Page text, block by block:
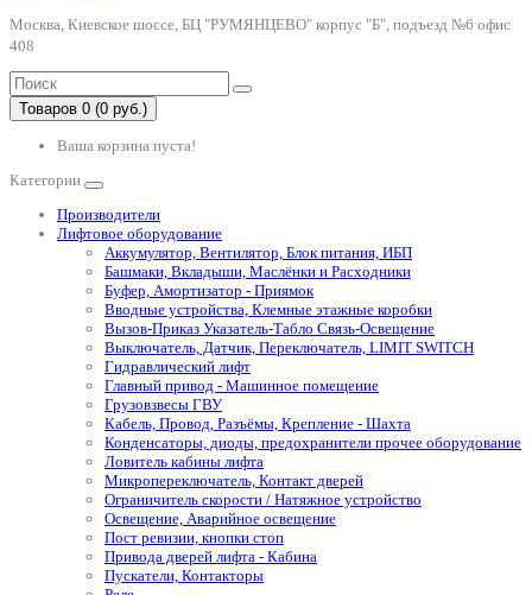
Москва, Киевское шоссе, БЦ "РУМЯНЦЕВО" корпус "Б", подъезд №6 офис
408
Товаров 0 (0 руб.)
Ваша корзина пуста!
Категории
Производители
Лифтовое оборудование
Аккумулятор, Вентилятор, Блок питания, ИБП
Башмаки, Вкладыши, Маслёнки и Расходники
Буфер, Амортизатор - Приямок
Вводные устройства, Клемные этажные коробки
Вызов-Приказ Указатель-Табло Связь-Освещение
Выключатель, Датчик, Переключатель, LIMIT SWITCH
Гидравлический лифт
Главный привод - Машинное помещение
Грузовзвесы ГВУ
Кабель, Провод, Разъёмы, Крепление - Шахта
Конденсаторы, диоды, предохранители прочее оборудование
Ловитель кабины лифта
Микропереключатель, Контакт дверей
Ограничитель скорости / Натяжное устройство
Освещение, Аварийное освещение
Пост ревизии, кнопки стоп
Привода дверей лифта - Кабина
Пускатели, Контакторы